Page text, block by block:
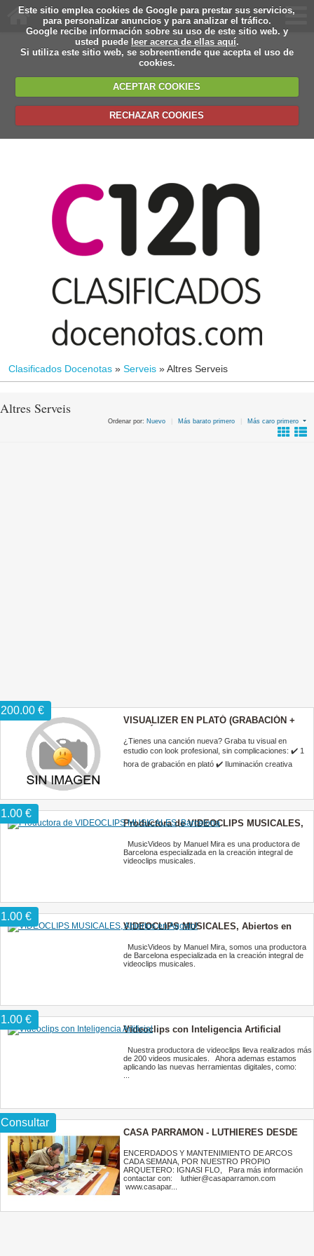
Este sitio emplea cookies de Google para prestar sus servicios,
para personalizar anuncios y para analizar el tráfico.
Google recibe información sobre su uso de este sitio web. y
usted puede leer acerca de ellas aquí.
Si utiliza este sitio web, se sobreentiende que acepta el uso de
cookies.
ACEPTAR COOKIES
RECHAZAR COOKIES
Clasificados Docenotas » Serveis »Altres Serveis
Altres Serveis
Ordenar por: Nuevo Más barato primero Más caro primero
200.00 €
VISUALIZER EN PLATÓ (GRABACIÓN +
¿Tienes una canción nueva? Graba tu visual en
estudio con look profesional, sin complicaciones: ✔️ 1
hora de grabación en plató ✔️ Iluminación creativa
1.00 €
Productora de VIDEOCLIPS MUSICALES,
MusicVideos by Manuel Mira es una productora de
Barcelona especializada en la creación integral de
videoclips musicales.
1.00 €
VIDEOCLIPS MUSICALES, Abiertos en
MusicVideos by Manuel Mira, somos una productora
de Barcelona especializada en la creación integral de
videoclips musicales.
1.00 €
Videoclips con Inteligencia Artificial
Nuestra productora de videoclips lleva realizados más
de 200 videos musicales. Ahora ademas estamos
aplicando las nuevas herramientas digitales, como:
Consultar
CASA PARRAMON - LUTHIERES DESDE
ENCERDADOS Y MANTENIMIENTO DE ARCOS
CADA SEMANA, POR NUESTRO PROPIO
ARQUETERO: IGNASI FLO, Para más información
contactar con: luthier@casaparramon.com
www.casapar...